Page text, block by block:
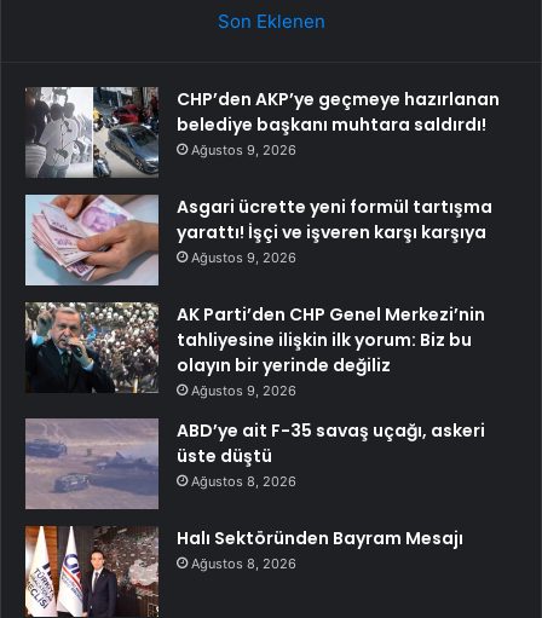
Son Eklenen
CHP’den AKP’ye geçmeye hazırlanan
belediye başkanı muhtara saldırdı!
Ağustos 9, 2026
Asgari ücrette yeni formül tartışma
yarattı! İşçi ve işveren karşı karşıya
Ağustos 9, 2026
AK Parti’den CHP Genel Merkezi’nin
tahliyesine ilişkin ilk yorum: Biz bu
olayın bir yerinde değiliz
Ağustos 9, 2026
ABD’ye ait F-35 savaş uçağı, askeri
üste düştü
Ağustos 8, 2026
Halı Sektöründen Bayram Mesajı
Ağustos 8, 2026